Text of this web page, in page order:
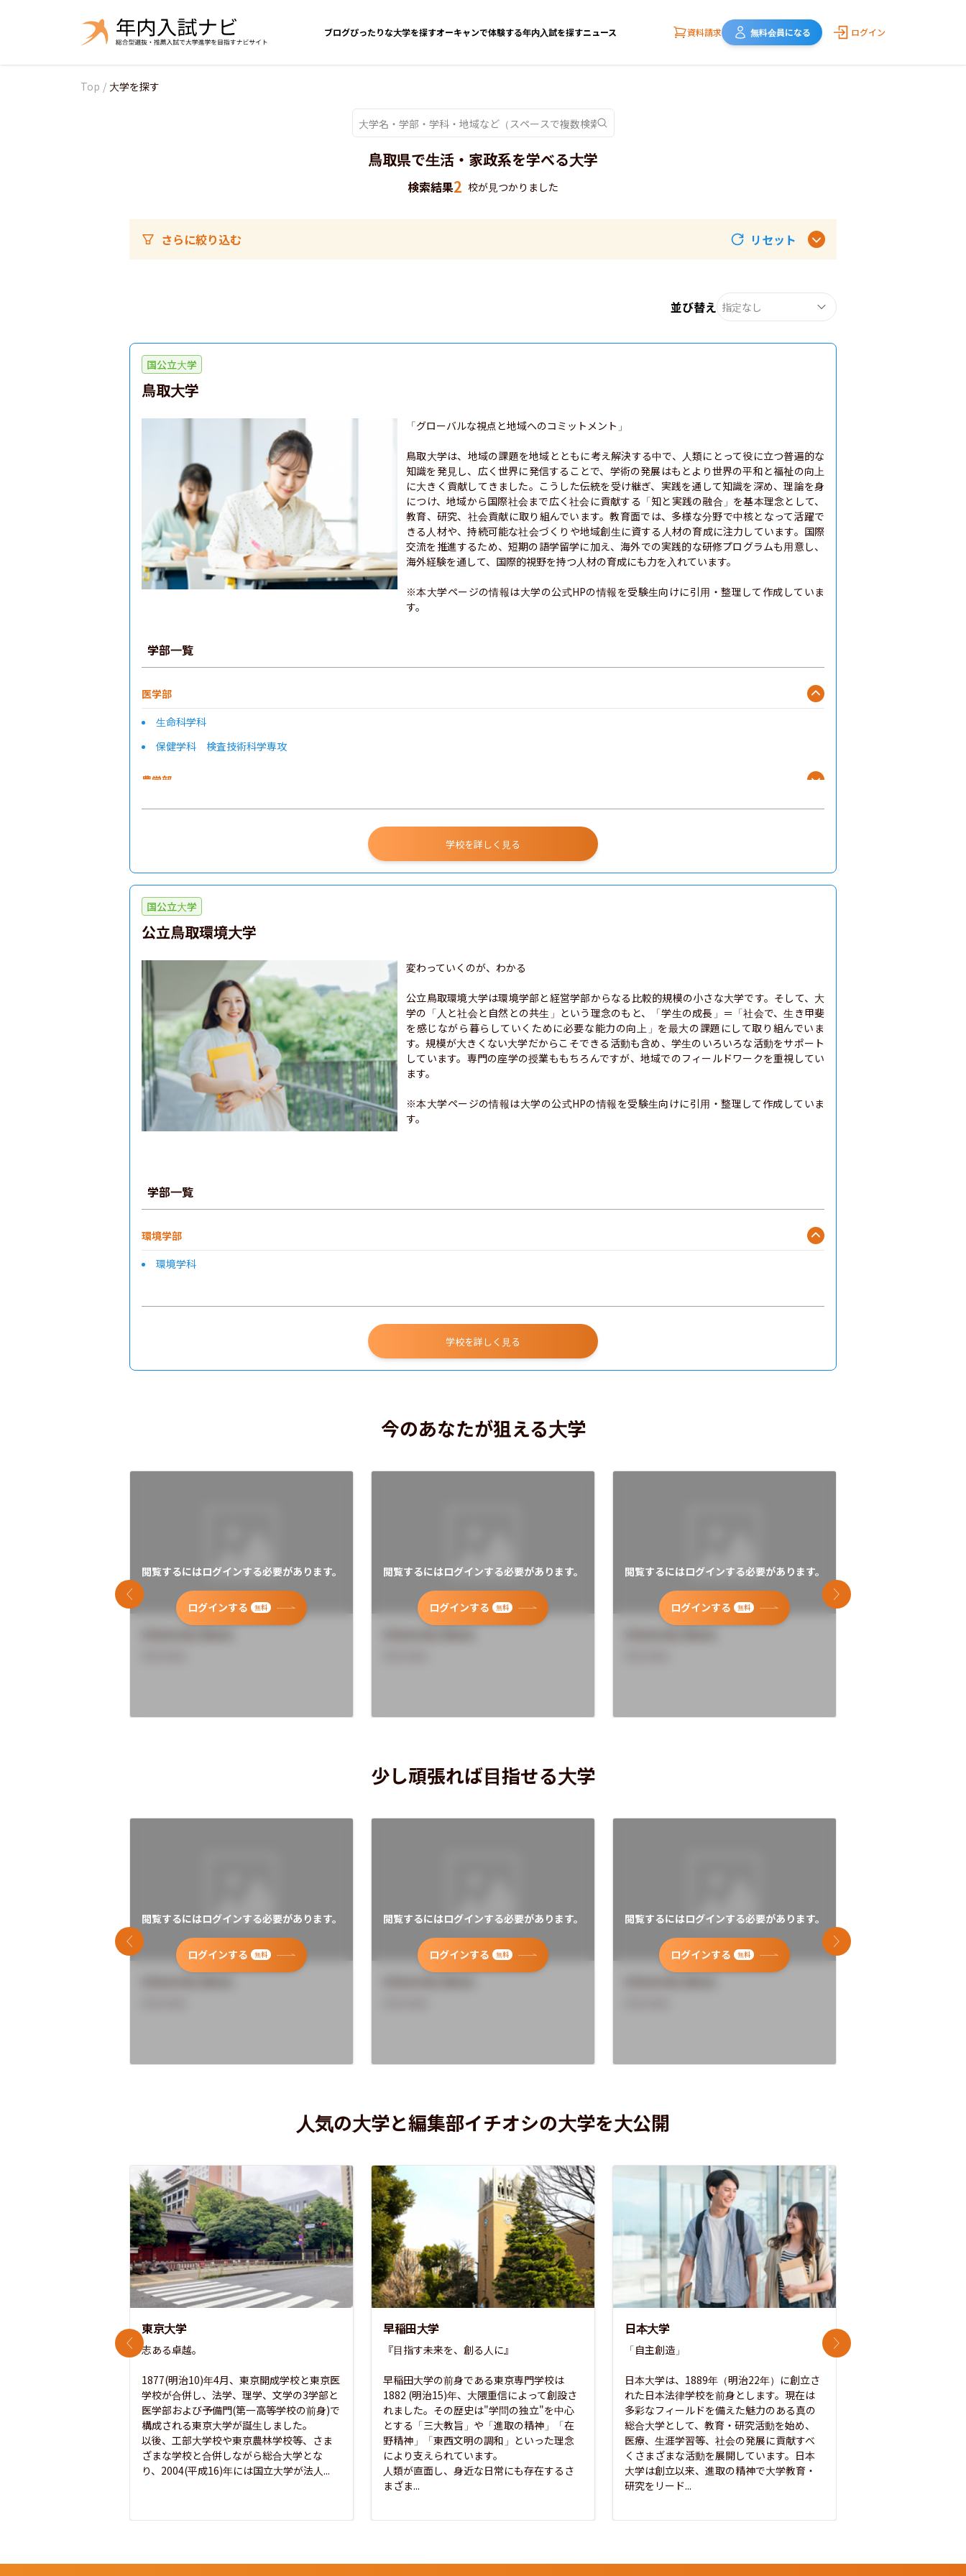
ブログぴったりな大学を探すオーキャンで体験する年内入試を探すニュース 資料請求 無料会員になる ログイン
Top / 大学を探す
鳥取県で生活・家政系を学べる大学
検索結果2 校が見つかりました
さらに絞り込む リセット
並び替え 指定なし
国公立大学
鳥取大学
「グローバルな視点と地域へのコミットメント」
鳥取大学は、地域の課題を地域とともに考え解決する中で、人類にとって役に立つ普遍的な
知識を発見し、広く世界に発信することで、学術の発展はもとより世界の平和と福祉の向上
に大きく貢献してきました。こうした伝統を受け継ぎ、実践を通して知識を深め、理論を身
につけ、地域から国際社会まで広く社会に貢献する「知と実践の融合」を基本理念として、
教育、研究、社会貢献に取り組んでいます。教育面では、多様な分野で中核となって活躍で
きる人材や、持続可能な社会づくりや地域創生に資する人材の育成に注力しています。国際
交流を推進するため、短期の語学留学に加え、海外での実践的な研修プログラムも用意し、
海外経験を通して、国際的視野を持つ人材の育成にも力を入れています。
※本大学ページの情報は大学の公式HPの情報を受験生向けに引用・整理して作成していま
す。
学部一覧
医学部
生命科学科
保健学科 検査技術科学専攻
農学部
学校を詳しく見る
国公立大学
公立鳥取環境大学
変わっていくのが、わかる
公立鳥取環境大学は環境学部と経営学部からなる比較的規模の小さな大学です。そして、大
学の「人と社会と自然との共生」という理念のもと、「学生の成長」＝「社会で、生き甲斐
を感じながら暮らしていくために必要な能力の向上」を最大の課題にして取り組んでいま
す。規模が大きくない大学だからこそできる活動も含め、学生のいろいろな活動をサポート
しています。専門の座学の授業ももちろんですが、地域でのフィールドワークを重視してい
ます。
※本大学ページの情報は大学の公式HPの情報を受験生向けに引用・整理して作成していま
す。
学部一覧
環境学部
環境学科
学校を詳しく見る
今のあなたが狙える大学
閲覧するにはログインする必要があります。
ログインする 無料
閲覧するにはログインする必要があります。
ログインする 無料
閲覧するにはログインする必要があります。
ログインする 無料
前のスライド 次のスライド
少し頑張れば目指せる大学
閲覧するにはログインする必要があります。
ログインする 無料
閲覧するにはログインする必要があります。
ログインする 無料
閲覧するにはログインする必要があります。
ログインする 無料
前のスライド 次のスライド
人気の大学と編集部イチオシの大学を大公開
東京大学
志ある卓越。
1877(明治10)年4月、東京開成学校と東京医
学校が合併し、法学、理学、文学の3学部と
医学部および予備門(第一高等学校の前身)で
構成される東京大学が誕生しました。
以後、工部大学校や東京農林学校等、さま
ざまな学校と合併しながら総合大学とな
り、2004(平成16)年には国立大学が法人...
早稲田大学
『目指す未来を、創る人に』
早稲田大学の前身である東京専門学校は
1882 (明治15)年、大隈重信によって創設さ
れました。その歴史は"学問の独立"を中心
とする「三大教旨」や「進取の精神」「在
野精神」「東西文明の調和」といった理念
により支えられています。
人類が直面し、身近な日常にも存在するさ
まざま...
日本大学
「自主創造」
日本大学は、1889年（明治22年）に創立さ
れた日本法律学校を前身とします。現在は
多彩なフィールドを備えた魅力のある真の
総合大学として、教育・研究活動を始め、
医療、生涯学習等、社会の発展に貢献すべ
くさまざまな活動を展開しています。日本
大学は創立以来、進取の精神で大学教育・
研究をリード...
前のスライド 次のスライド